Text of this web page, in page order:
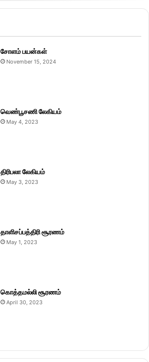
சோளம் பயன்கள்
November 15, 2024
வெண்பூசணி லேகியம்
May 4, 2023
திரிபலா லேகியம்
May 3, 2023
தாளிசப்பத்திரி சூரணம்
May 1, 2023
கொத்தமல்லி சூரணம்
April 30, 2023